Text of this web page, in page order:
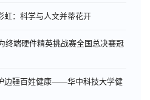
虹：科学与人文并蒂花开
终端硬件精英挑战赛全国总决赛冠
边疆百姓健康——华中科技大学健